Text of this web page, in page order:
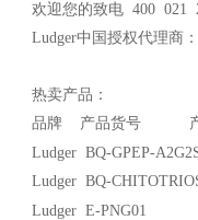
欢迎您的致电 400
Ludger中国授权代理商
热卖产品：
品牌 产品货号 产
Ludger BQ-GPEP-
Ludger BQ-
Ludger E-PNG01